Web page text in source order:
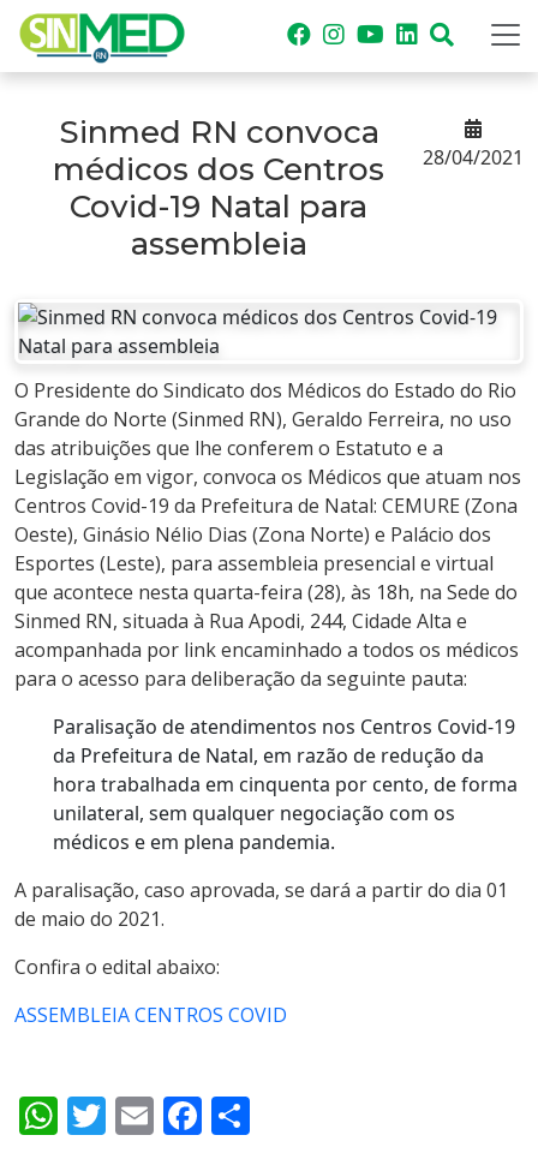
Sinmed RN convoca
médicos dos Centros
Covid-19 Natal para
assembleia
28/04/2021
O Presidente do Sindicato dos Médicos do Estado do Rio
Grande do Norte (Sinmed RN), Geraldo Ferreira, no uso
das atribuições que lhe conferem o Estatuto e a
Legislação em vigor, convoca os Médicos que atuam nos
Centros Covid-19 da Prefeitura de Natal: CEMURE (Zona
Oeste), Ginásio Nélio Dias (Zona Norte) e Palácio dos
Esportes (Leste), para assembleia presencial e virtual
que acontece nesta quarta-feira (28), às 18h, na Sede do
Sinmed RN, situada à Rua Apodi, 244, Cidade Alta e
acompanhada por link encaminhado a todos os médicos
para o acesso para deliberação da seguinte pauta:
Paralisação de atendimentos nos Centros Covid-19
da Prefeitura de Natal, em razão de redução da
hora trabalhada em cinquenta por cento, de forma
unilateral, sem qualquer negociação com os
médicos e em plena pandemia.
A paralisação, caso aprovada, se dará a partir do dia 01
de maio do 2021.
Confira o edital abaixo:
ASSEMBLEIA CENTROS COVID
WhatsApp
Twitter
EmailFacebook